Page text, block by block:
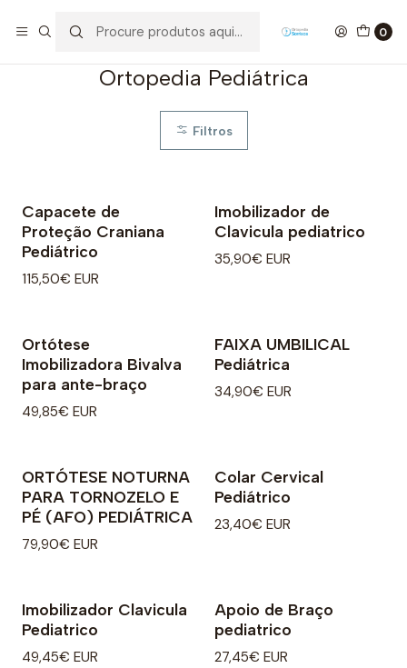
0
Ortopedia Pediátrica
Filtros
Capacete de
Proteção Craniana
Pediátrico
115,50€ EUR
Imobilizador de
Clavicula pediatrico
35,90€ EUR
Ortótese
Imobilizadora Bivalva
para ante-braço
49,85€ EUR
FAIXA UMBILICAL
Pediátrica
34,90€ EUR
ORTÓTESE NOTURNA
PARA TORNOZELO E
PÉ (AFO) PEDIÁTRICA
79,90€ EUR
Colar Cervical
Pediátrico
23,40€ EUR
Imobilizador Clavicula
Pediatrico
49,45€ EUR
Apoio de Braço
pediatrico
27,45€ EUR